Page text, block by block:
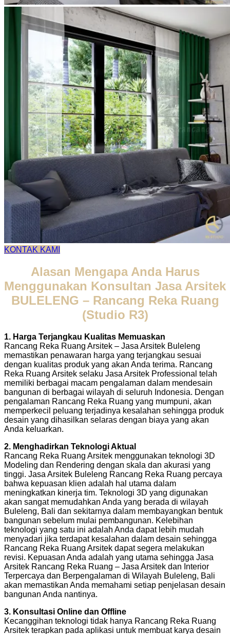
KONTAK KAMI
Alasan Mengapa Anda Harus
Menggunakan Konsultan Jasa Arsitek
BULELENG – Rancang Reka Ruang
(Studio R3)
1. Harga Terjangkau Kualitas Memuaskan
Rancang Reka Ruang Arsitek – Jasa Arsitek Buleleng
memastikan penawaran harga yang terjangkau sesuai
dengan kualitas produk yang akan Anda terima. Rancang
Reka Ruang Arsitek selaku Jasa Arsitek Professional telah
memiliki berbagai macam pengalaman dalam mendesain
bangunan di berbagai wilayah di seluruh Indonesia. Dengan
pengalaman Rancang Reka Ruang yang mumpuni, akan
memperkecil peluang terjadinya kesalahan sehingga produk
desain yang dihasilkan selaras dengan biaya yang akan
Anda keluarkan.
2. Menghadirkan Teknologi Aktual
Rancang Reka Ruang Arsitek menggunakan teknologi 3D
Modeling dan Rendering dengan skala dan akurasi yang
tinggi. Jasa Arsitek Buleleng Rancang Reka Ruang percaya
bahwa kepuasan klien adalah hal utama dalam
meningkatkan kinerja tim. Teknologi 3D yang digunakan
akan sangat memudahkan Anda yang berada di wilayah
Buleleng, Bali dan sekitarnya dalam membayangkan bentuk
bangunan sebelum mulai pembangunan. Kelebihan
teknologi yang satu ini adalah Anda dapat lebih mudah
menyadari jika terdapat kesalahan dalam desain sehingga
Rancang Reka Ruang Arsitek dapat segera melakukan
revisi. Kepuasan Anda adalah yang utama sehingga Jasa
Arsitek Rancang Reka Ruang – Jasa Arsitek dan Interior
Terpercaya dan Berpengalaman di Wilayah Buleleng, Bali
akan memastikan Anda memahami setiap penjelasan desain
bangunan Anda nantinya.
3. Konsultasi Online dan Offline
Kecanggihan teknologi tidak hanya Rancang Reka Ruang
Arsitek terapkan pada aplikasi untuk membuat karya desain